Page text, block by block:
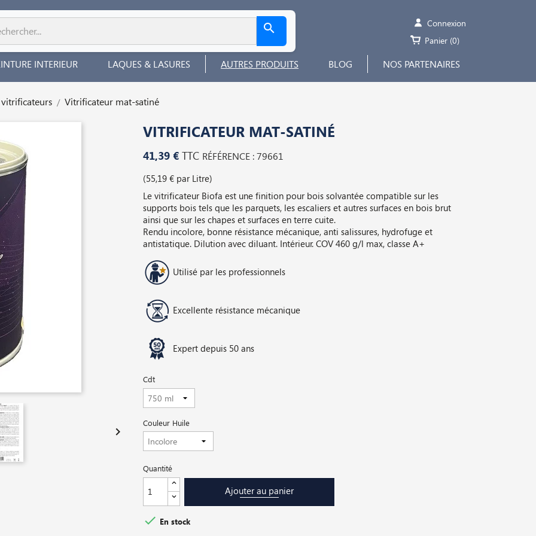

Connexion
Panier (0)
INTERIEUR LAQUES & LASURES AUTRES PRODUITS BLOG NOS PARTENAIRES
vitrificateurs Vitrificateur mat-satiné

VITRIFICATEUR MAT-SATINÉ
41,39 € TTC RÉFÉRENCE : 79661
(55,19 € par Litre)
Le vitrificateur Biofa est une finition pour bois solvantée compatible sur les
supports bois tels que les parquets, les escaliers et autres surfaces en bois brut
ainsi que sur les chapes et surfaces en terre cuite.
Rendu incolore, bonne résistance mécanique, anti salissures, hydrofuge et
antistatique. Dilution avec diluant. Intérieur. COV 460 g/l max, classe A+
Utilisé par les professionnels
Excellente résistance mécanique
Expert depuis 50 ans
Cdt
Couleur Huile
Quantité
Ajouter au panier
 En stock